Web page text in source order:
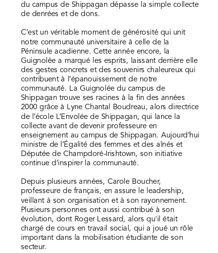
du campus de Shippagan dépasse la simple collecte
de denrées et de dons.
C’est un véritable moment de générosité qui unit
notre communauté universitaire à celle de la
Péninsule acadienne. Cette année encore, la
Guignolée a marqué les esprits, laissant derrière elle
des gestes concrets et des souvenirs chaleureux qui
contribuent à l’épanouissement de notre
communauté. La Guignolée du campus de
Shippagan trouve ses racines à la fin des années
2000 grâce à Lyne Chantal Boudreau, alors directrice
de l’école L’Envolée de Shippagan, qui lance la
collecte avant de devenir professeure en
enseignement au campus de Shippagan. Aujourd’hui
ministre de l’Égalité des femmes et des aînés et
Députée de Champdoré-Irishtown, son initiative
continue d’inspirer la communauté.
Depuis plusieurs années, Carole Boucher,
professeure de français, en assure le leadership,
veillant à son organisation et à son rayonnement.
Plusieurs personnes ont aussi contribué à son
évolution, dont Roger Lessard, alors qu'il était
chargé de cours en travail social, qui a joué un rôle
important dans la mobilisation étudiante de son
secteur.